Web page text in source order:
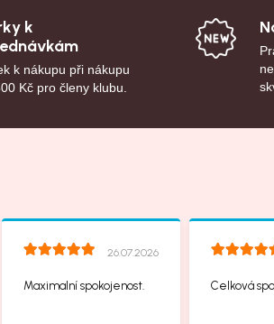
k
k nákupu při nákupu
Kč pro členy klubu.
26.07.2026
Maximalní spokojenost. Celková